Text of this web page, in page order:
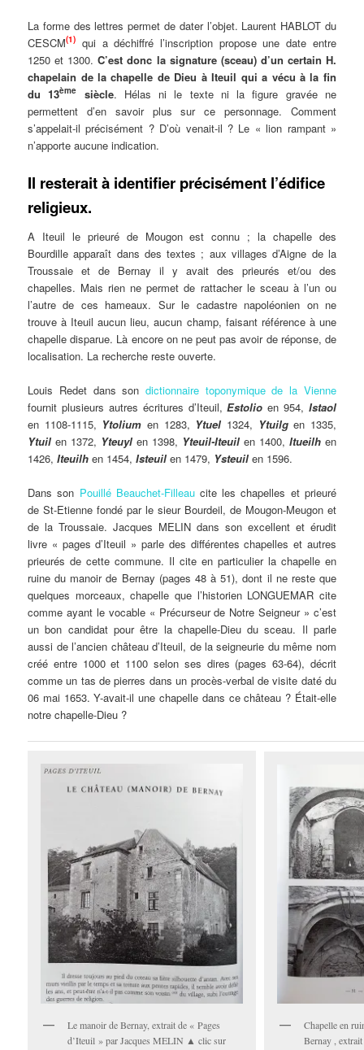
La forme des lettres permet de dater l’objet. Laurent HABLOT du
CESCM(1) qui a déchiffré l’inscription propose une date entre
1250 et 1300.C’est donc la signature (sceau) d’un certain H.
chapelain de la chapelle de Dieu à Iteuil qui a vécu à la fin
du 13ème siècle. Hélas ni le texte ni la figure gravée ne
permettent d’en savoir plus sur ce personnage. Comment
s’appelait-il précisément ? D’où venait-il ? Le « lion rampant »
n’apporte aucune indication.
Il resterait à identifier précisément l’édifice
religieux.
A Iteuil le prieuré de Mougon est connu ; la chapelle des
Bourdille apparaît dans des textes ; aux villages d’Aigne de la
Troussaie et de Bernay il y avait des prieurés et/ou des
chapelles. Mais rien ne permet de rattacher le sceau à l’un ou
l’autre de ces hameaux. Sur le cadastre napoléonien on ne
trouve à Iteuil aucun lieu, aucun champ, faisant référence à une
chapelle disparue. Là encore on ne peut pas avoir de réponse, de
localisation. La recherche reste ouverte.
Louis Redet dans son dictionnaire toponymique de la Vienne
fournit plusieurs autres écritures d’Iteuil,Estolio en 954, Istaol
en 1108-1115, Ytolium en 1283, Ytuel 1324, Ytuilgen 1335,
Ytuil en 1372, Yteuyl en 1398, Yteuil-Iteuil en 1400, Itueilh en
1426,Iteuilh en 1454,Isteuil en 1479, Ysteuil en 1596.
Dans son Pouillé Beauchet-Filleaucite les chapelles et prieuré
de St-Etienne fondé par le sieur Bourdeil, de Mougon-Meugon et
de la Troussaie. Jacques MELIN dans son excellent et érudit
livre « pages d’Iteuil » parle des différentes chapelles et autres
prieurés de cette commune. Il cite en particulier la chapelle en
ruine du manoir de Bernay (pages 48 à 51), dont il ne reste que
quelques morceaux, chapelle que l’historien LONGUEMAR cite
comme ayant le vocable « Précurseur de Notre Seigneur » c’est
un bon candidat pour être la chapelle-Dieu du sceau. Il parle
aussi de l’ancien château d’Iteuil, de la seigneurie du même nom
créé entre 1000 et 1100 selon ses dires (pages 63-64), décrit
comme un tas de pierres dans un procès-verbal de visite daté du
06 mai 1653. Y-avait-il une chapelle dans ce château ? Était-elle
notre chapelle-Dieu ?
Le manoir de Bernay, extrait de « Pages
d’Iteuil » par Jacques MELIN ▲ clic sur
Chapelle en
Bernay ,